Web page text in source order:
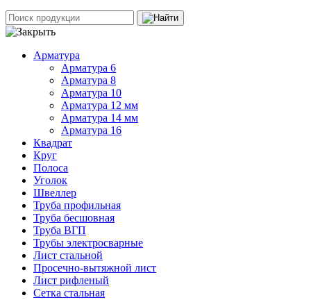
Арматура
Арматура 6
Арматура 8
Арматура 10
Арматура 12 мм
Арматура 14 мм
Арматура 16
Квадрат
Круг
Полоса
Уголок
Швеллер
Труба профильная
Труба бесшовная
Труба ВГП
Трубы электросварные
Лист стальной
Просечно-вытяжной лист
Лист рифленый
Сетка стальная